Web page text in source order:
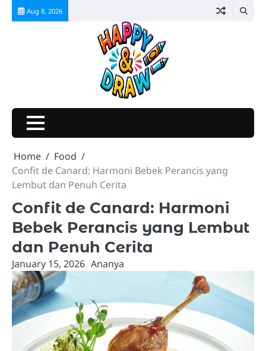
Skip
Aug 8, 2026
Home
Food
Confit de Canard: Harmoni Bebek Perancis yang
Lembut dan Penuh Cerita
Confit de Canard: Harmoni
Bebek Perancis yang Lembut
dan Penuh Cerita
January 15, 2026 Ananya